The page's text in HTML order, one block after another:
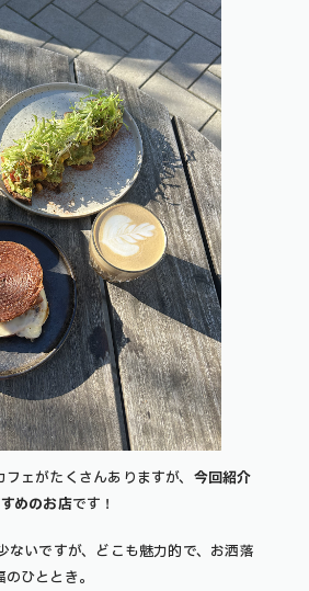
ェがたくさんありますが、 今回紹介
めのお店です！
ないですが、どこも魅力的で、お洒落
ひととき。